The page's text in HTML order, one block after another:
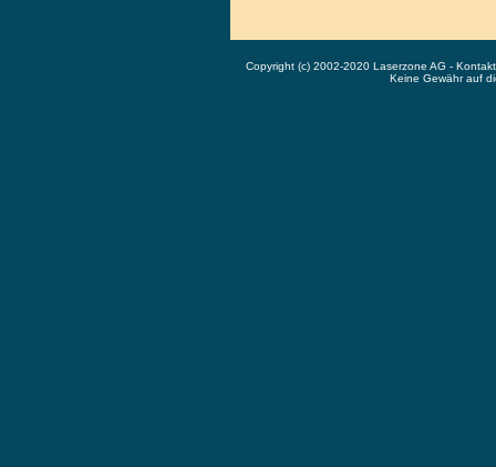
Copyright (c) 2002-2020 Laserzone AG -
Keine Gewähr auf